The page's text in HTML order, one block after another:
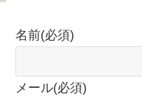
名前(必須)
メール(必須)